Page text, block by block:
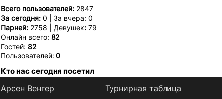
Всего пользователей: 2847
За сегодня: 0 | За вчера: 0
Парней: 2758 | Девушек: 79
Онлайн всего: 82
Гостей: 82
Пользователей: 0
Кто нас сегодня посетил
Арсен Венгер
Турнирная таблица